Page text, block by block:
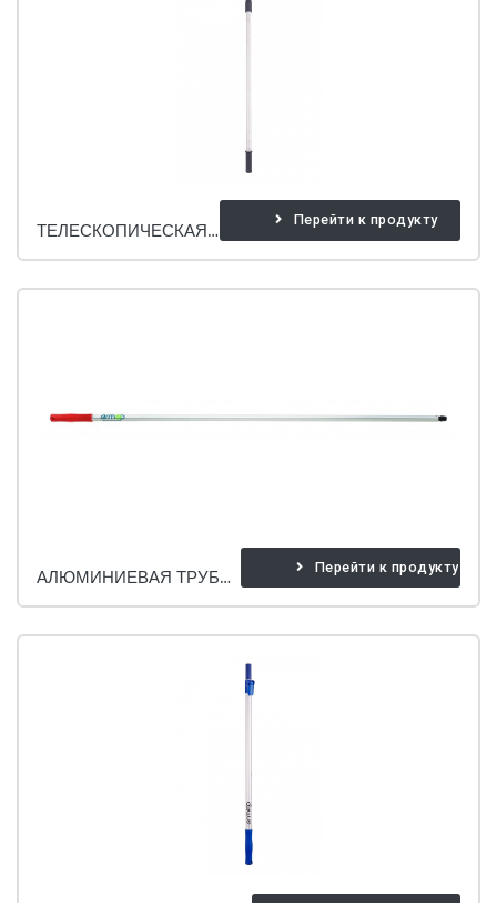
ТЕЛЕСКОПИЧЕСКАЯ РУЧКА Перейти к продукту
АЛЮМИНИЕВАЯ ТРУБА С ШУРУПОМ. Перейти к продукту